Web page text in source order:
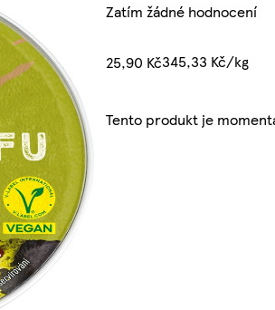
Zatím žádné hodnocení
25,90 Kč345,33 Kč/kg
Tento produkt je